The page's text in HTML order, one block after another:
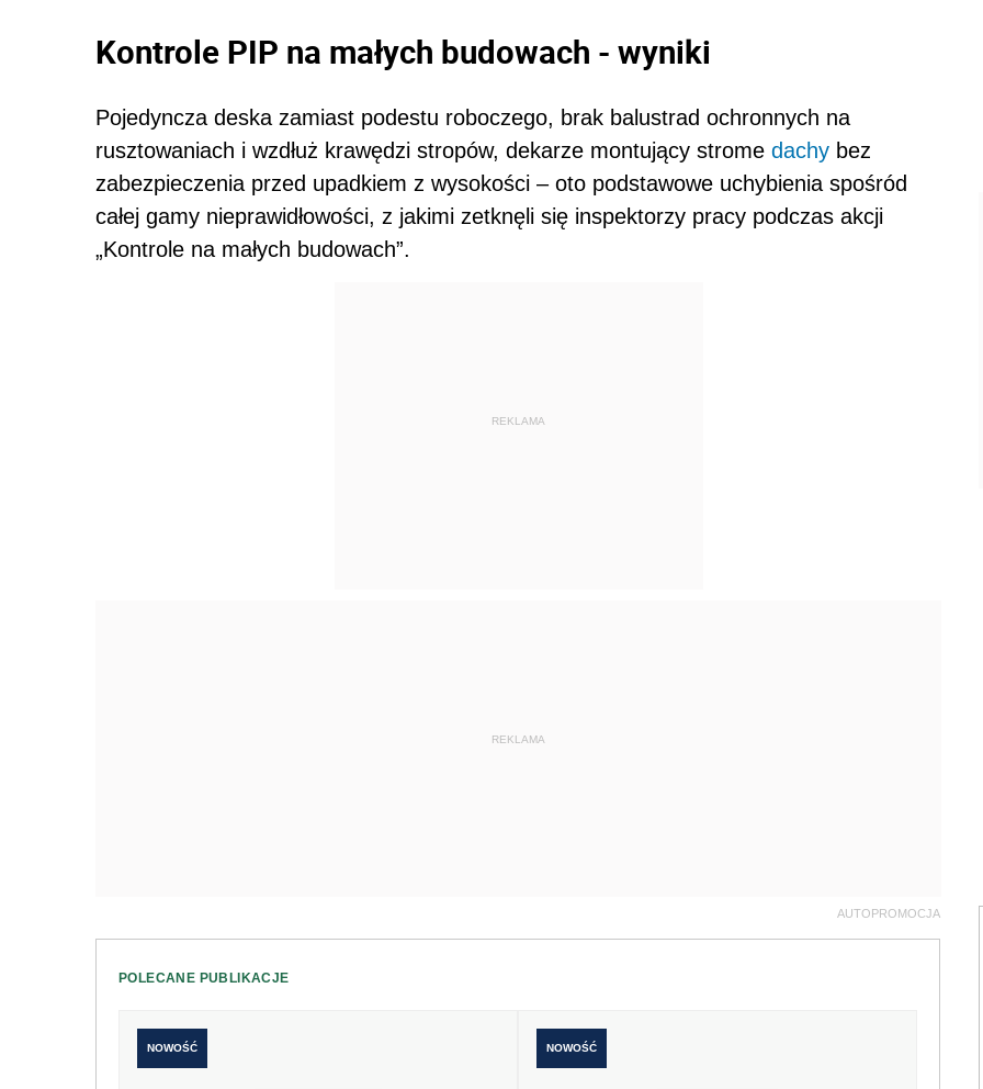
Kontrole PIP na małych budowach - wyniki
Pojedyncza deska zamiast podestu roboczego, brak balustrad ochronnych na
rusztowaniach i wzdłuż krawędzi stropów, dekarze montujący strome dachy bez
zabezpieczenia przed upadkiem z wysokości – oto podstawowe uchybienia spośród
całej gamy nieprawidłowości, z jakimi zetknęli się inspektorzy pracy podczas akcji
„Kontrole na małych budowach”.
REKLAMA
REKLAMA
AUTOPROMOCJA
POLECANE PUBLIKACJE
NOWOŚĆ NOWOŚĆ